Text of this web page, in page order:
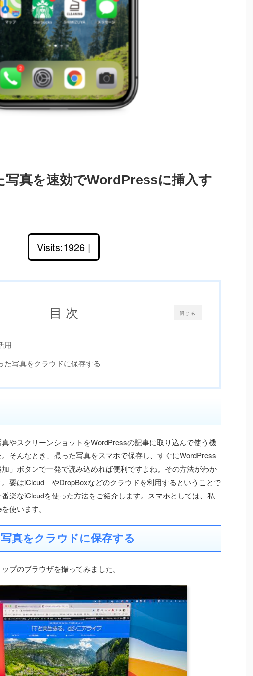
写真を速効でWordPressに挿入す
Visits:1926 |
閉じる
目 次
用
た写真をクラウドに保存する
やスクリーンショットをWordPressの記事に取り込んで使う機
そんなとき、撮った写真をスマホで保存し、すぐにWordPress
」ボタンで一発で読み込めれば便利ですよね。その方法がわか
。要はiCloud やDropBoxなどのクラウドを利用するということで
楽なiCloudを使った方法をご紹介します。スマホとしては、私
使います。
真をクラウドに保存する
プのブラウザを撮ってみました。